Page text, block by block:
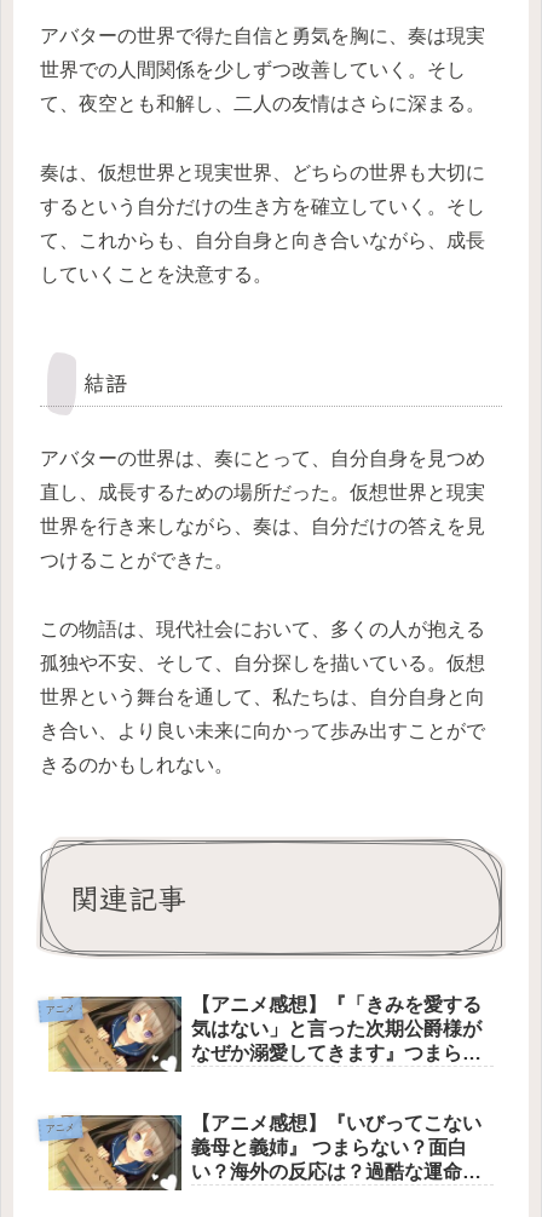
アバターの世界で得た自信と勇気を胸に、奏は現実
世界での人間関係を少しずつ改善していく。そし
て、夜空とも和解し、二人の友情はさらに深まる。
奏は、仮想世界と現実世界、どちらの世界も大切に
するという自分だけの生き方を確立していく。そし
て、これからも、自分自身と向き合いながら、成長
していくことを決意する。
結語
アバターの世界は、奏にとって、自分自身を見つめ
直し、成長するための場所だった。仮想世界と現実
世界を行き来しながら、奏は、自分だけの答えを見
つけることができた。
この物語は、現代社会において、多くの人が抱える
孤独や不安、そして、自分探しを描いている。仮想
世界という舞台を通して、私たちは、自分自身と向
き合い、より良い未来に向かって歩み出すことがで
きるのかもしれない。
関連記事
アニメ
【アニメ感想】『「きみを愛する
気はない」と言った次期公爵様が
なぜか溺愛してきます』つまらな
嘘から始まった二人が、お互いの
傷を癒やし合いながら本当の夫婦
へと成長していく姿を描いた文句
アニメ
【アニメ感想】『いびってこない
義母と義姉』 つまらない？面白
い？海外の反応は？過酷な運命を